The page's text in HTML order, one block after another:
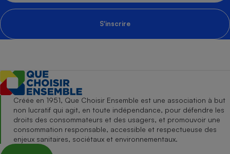
S'inscrire
Créée en 1951, Que Choisir Ensemble est une association à but
non lucratif qui agit, en toute indépendance, pour défendre les
droits des consommateurs et des usagers, et promouvoir une
consommation responsable, accessible et respectueuse des
enjeux sanitaires, sociétaux et environnementaux.